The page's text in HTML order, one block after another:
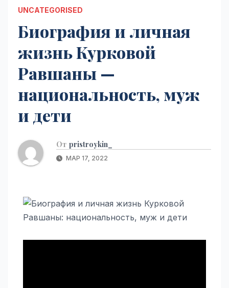
UNCATEGORISED
Биография и личная
жизнь Курковой
Равшаны —
национальность, муж
и дети
От pristroykin_
МАР 17, 2022